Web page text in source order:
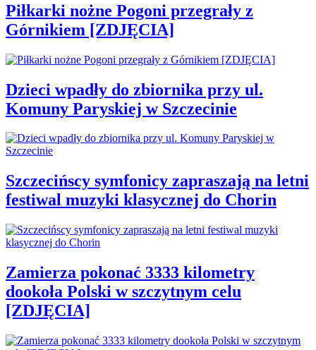
Piłkarki nożne Pogoni przegrały z
Górnikiem [ZDJĘCIA]
Dzieci wpadły do zbiornika przy ul.
Komuny Paryskiej w Szczecinie
Szczecińscy symfonicy zapraszają na letni
festiwal muzyki klasycznej do Chorin
Zamierza pokonać 3333 kilometry
dookoła Polski w szczytnym celu
[ZDJĘCIA]